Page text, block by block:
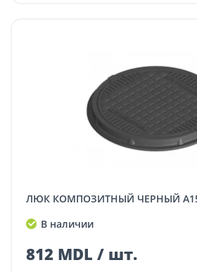
ЛЮК КОМПОЗИТНЫЙ ЧЕРНЫЙ
В наличии
812 MDL / шт.